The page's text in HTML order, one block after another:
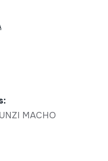
MACHO